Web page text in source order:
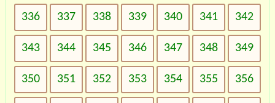
336 337 338 339 340 341 342
343 344 345 346 347 348 349
350 351 352 353 354 355 356